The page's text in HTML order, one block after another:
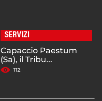
SERVIZI
Capaccio Paestum
(Sa), il Tribu...
112